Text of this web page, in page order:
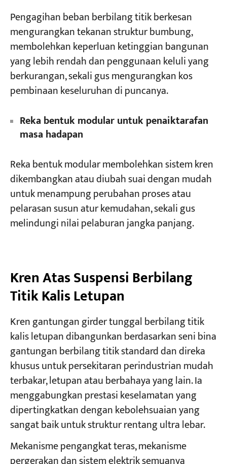
Pengagihan beban berbilang titik berkesan
mengurangkan tekanan struktur bumbung,
membolehkan keperluan ketinggian bangunan
yang lebih rendah dan penggunaan keluli yang
berkurangan, sekali gus mengurangkan kos
pembinaan keseluruhan di puncanya.
Reka bentuk modular untuk penaiktarafan
masa hadapan
Reka bentuk modular membolehkan sistem kren
dikembangkan atau diubah suai dengan mudah
untuk menampung perubahan proses atau
pelarasan susun atur kemudahan, sekali gus
melindungi nilai pelaburan jangka panjang.
Kren Atas Suspensi Berbilang
Titik Kalis Letupan
Kren gantungan girder tunggal berbilang titik
kalis letupan dibangunkan berdasarkan seni bina
gantungan berbilang titik standard dan direka
khusus untuk persekitaran perindustrian mudah
terbakar, letupan atau berbahaya yang lain. Ia
menggabungkan prestasi keselamatan yang
dipertingkatkan dengan kebolehsuaian yang
sangat baik untuk struktur rentang ultra lebar.
Mekanisme pengangkat teras, mekanisme